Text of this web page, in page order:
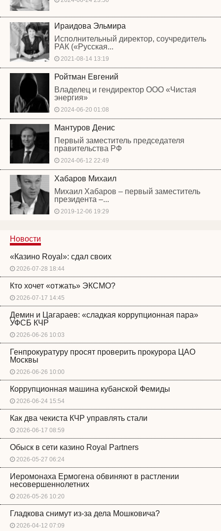
Ираидова Эльмира
Исполнительный директор, соучредитель
РАК («Русская...
2021-08-14 13:19
Ройтман Евгений
Владелец и гендиректор ООО «Чистая
энергия»
2024-06-20 01:08
Мантуров Денис
Первый заместитель председателя
правительства РФ
2024-06-12 22:49
Хабаров Михаил
Михаил Хабаров – первый заместитель
президента –...
2019-12-06 19:29
Новости
«Казино Royal»: сдал своих
2026-07-28 18:44
Кто хочет «отжать» ЭКСМО?
2026-07-17 14:45
Демин и Цагараев: «сладкая коррупционная пара»
УФСБ КЧР
2026-06-26 10:03
Генпрокуратуру просят проверить прокурора ЦАО
Москвы
2026-06-26 10:00
Коррупционная машина кубанской Фемиды
2026-06-24 15:54
Как два чекиста КЧР управлять стали
2026-06-17 08:59
Обыск в сети казино Royal Partners
2026-05-27 06:24
Иеромонаха Ермогена обвиняют в растлении
несовершеннолетних
2026-05-26 10:20
Гладкова снимут из-за дела Мошковича?
2026-04-12 07:09